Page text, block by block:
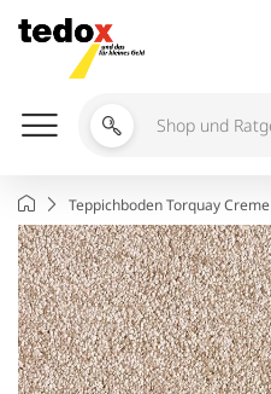
Inhalt
springen
Shop
durchsuchen
StartseiteTeppichboden Torquay Creme